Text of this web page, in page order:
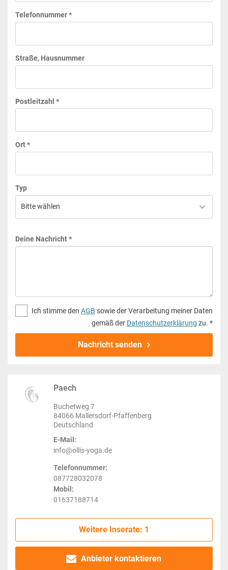
Telefonnummer *
Straße, Hausnummer
Postleitzahl *
Ort *
Typ
Deine Nachricht *
Ich stimme den AGB sowie der Verarbeitung meiner Daten
gemäß der Datenschutzerklärung zu. *
Nachricht senden
Paech
Buchetweg 7
84066 Mallersdorf-Pfaffenberg
Deutschland
E-Mail:
info@ollis-yoga.de
Telefonnummer:
087728032078
Mobil:
01637188714
Weitere Inserate: 1
Anbieter kontaktieren